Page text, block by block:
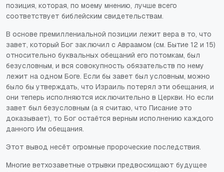
позиция, которая, по моему мнению, лучше всего
соответствует библейским свидетельствам.
В основе премиллениальной позиции лежит вера в то, что
завет, который Бог заключил с Авраамом (см. Бытие 12 и 15)
относительно буквальных обещаний его потомкам, был
безусловным, и вся совокупность обязательств по нему
лежит на одном Боге. Если бы завет был условным, можно
было бы утверждать, что Израиль потерял эти обещания, и
они теперь исполняются исключительно в Церкви. Но если
завет был безусловным (а я считаю, что Писание это
доказывает), то Бог остаётся верным исполнению каждого
данного Им обещания.
Этот вывод несёт огромные пророческие последствия.
Многие ветхозаветные отрывки предвосхищают будущее